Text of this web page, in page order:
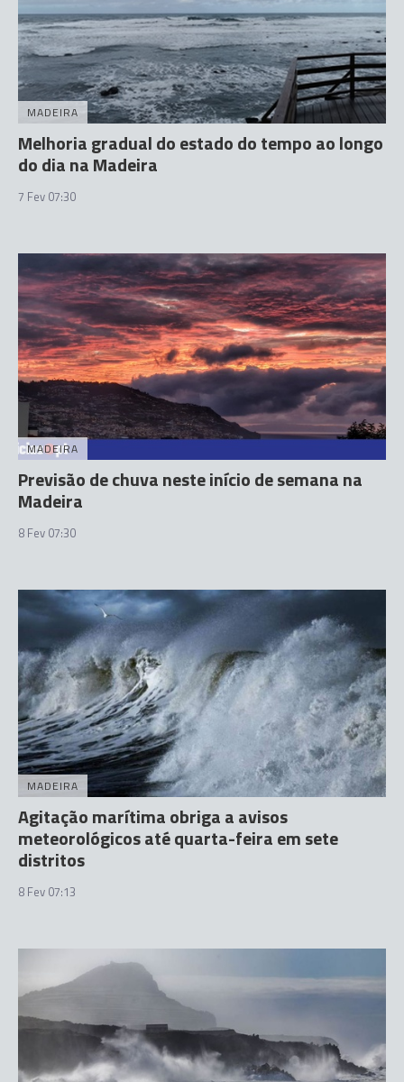
MADEIRA
Melhoria gradual do estado do tempo ao longo
do dia na Madeira
7 Fev 07:30
MADEIRA
Previsão de chuva neste início de semana na
Madeira
8 Fev 07:30
MADEIRA
Agitação marítima obriga a avisos
meteorológicos até quarta-feira em sete
distritos
8 Fev 07:13